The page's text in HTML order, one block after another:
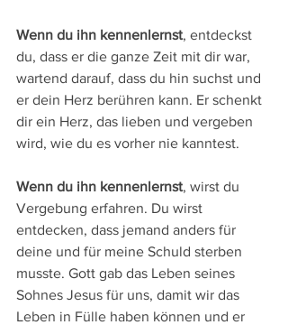
Wenn du ihn kennenlernst, entdeckst
du, dass er die ganze Zeit mit dir war,
wartend darauf, dass du hin suchst und
er dein Herz berühren kann. Er schenkt
dir ein Herz, das lieben und vergeben
wird, wie du es vorher nie kanntest.
Wenn du ihn kennenlernst, wirst du
Vergebung erfahren. Du wirst
entdecken, dass jemand anders für
deine und für meine Schuld sterben
musste. Gott gab das Leben seines
Sohnes Jesus für uns, damit wir das
Leben in Fülle haben können und er